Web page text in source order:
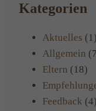
Kategorien
Aktuelles (1)
Allgemein
Eltern (18)
Feedback (4)